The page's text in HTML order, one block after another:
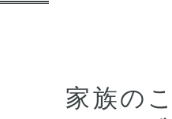
家族の